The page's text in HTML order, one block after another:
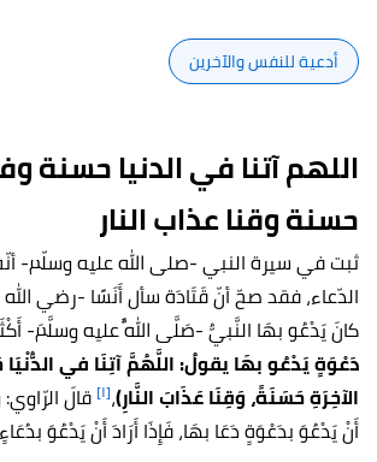
أدعية للنفس والآخرين
اللهم آتنا في الدنيا حسنة
حسنة وقنا عذاب النار
ثبت في سيرة النبي -صلى الله عليه وسلّم-
الدّعاء، فقد صحّ أنّ قَتَادَة سأل أَنَسًا -رضي
كانَ يَدْعُو بهَا النَّبيُّ -صَلَّى اللَّهُ عليه وسلَّمَ-
دَعْوَةٍ يَدْعُو بهَا يقولُ: اللَّهُمَّ آتِنَا في
الآخِرَةِ حَسَنَةً، وَقِنَا عَذَابَ النَّارِ)،[١] قالَ
أَنْ يَدْعُوَ بدَعْوَةٍ دَعَا بهَا، فَإِذَا أَرَادَ أَنْ يَدْعُوَ